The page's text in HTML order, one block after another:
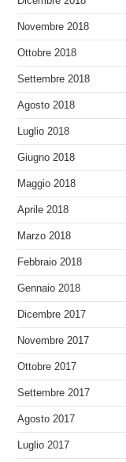
Novembre 2018
Ottobre 2018
Settembre 2018
Agosto 2018
Luglio 2018
Giugno 2018
Maggio 2018
Aprile 2018
Marzo 2018
Febbraio 2018
Gennaio 2018
Dicembre 2017
Novembre 2017
Ottobre 2017
Settembre 2017
Agosto 2017
Luglio 2017